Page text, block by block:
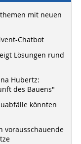
mit neuen
Chatbot
Lösungen rund
Hubertz:
des Bauens"
könnten
vorausschauende